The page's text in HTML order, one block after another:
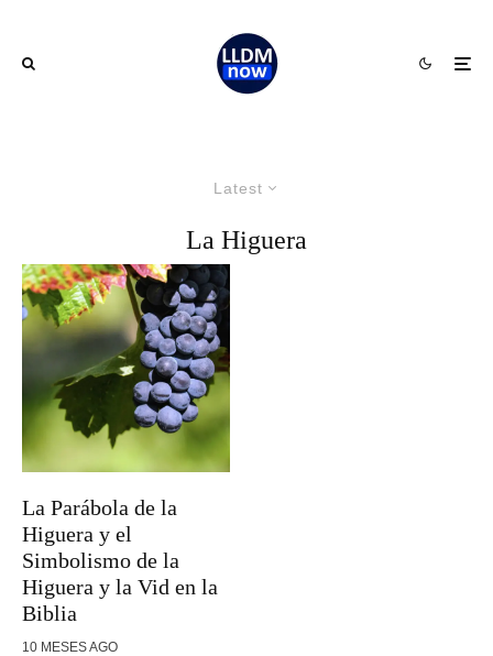
Latest
La Higuera
La Parábola de la
Higuera y el
Simbolismo de la
Higuera y la Vid en la
Biblia
10 MESES AGO